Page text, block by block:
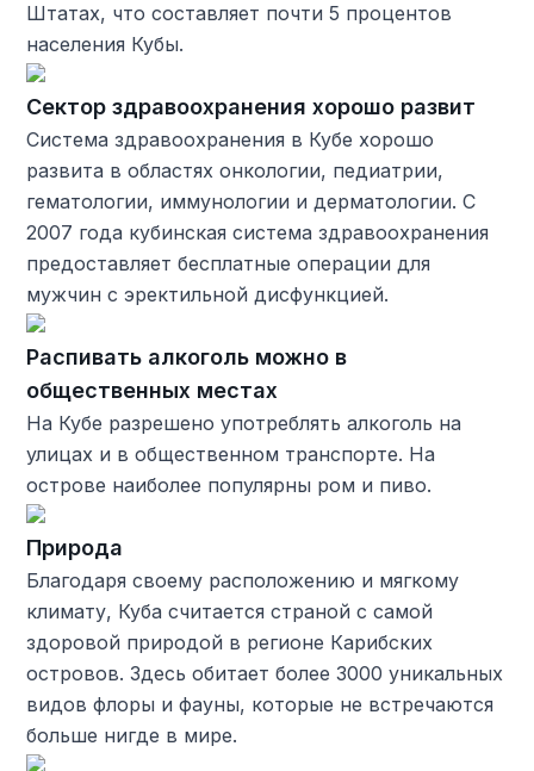
Штатах, что составляет почти 5 процентов
населения Кубы.
Сектор здравоохранения хорошо развит
Система здравоохранения в Кубе хорошо
развита в областях онкологии, педиатрии,
гематологии, иммунологии и дерматологии. С
2007 года кубинская система здравоохранения
предоставляет бесплатные операции для
мужчин с эректильной дисфункцией.
Распивать алкоголь можно в
общественных местах
На Кубе разрешено употреблять алкоголь на
улицах и в общественном транспорте. На
острове наиболее популярны ром и пиво.
Природа
Благодаря своему расположению и мягкому
климату, Куба считается страной с самой
здоровой природой в регионе Карибских
островов. Здесь обитает более 3000 уникальных
видов флоры и фауны, которые не встречаются
больше нигде в мире.